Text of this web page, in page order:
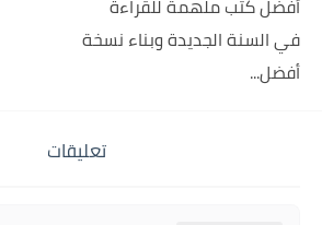
أفضل كتب ملهمة للقراءة
في السنة الجديدة وبناء نسخة
أفضل...
تعليقات